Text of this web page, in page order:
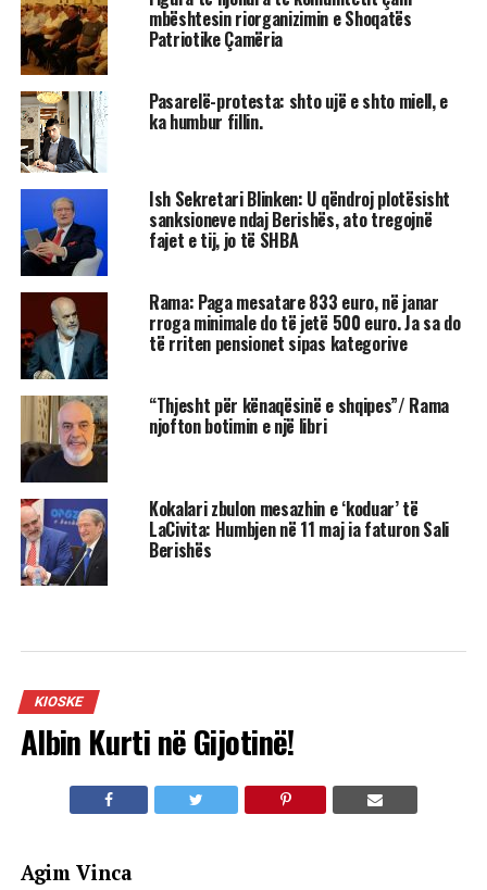
mbështesin riorganizimin e Shoqatës
Patriotike Çamëria
Pasarelë-protesta: shto ujë e shto miell, e
ka humbur fillin.
Ish Sekretari Blinken: U qëndroj plotësisht
sanksioneve ndaj Berishës, ato tregojnë
fajet e tij, jo të SHBA
Rama: Paga mesatare 833 euro, në janar
rroga minimale do të jetë 500 euro. Ja sa do
të rriten pensionet sipas kategorive
“Thjesht për kënaqësinë e shqipes”/ Rama
njofton botimin e një libri
Kokalari zbulon mesazhin e ‘koduar’ të
LaCivita: Humbjen në 11 maj ia faturon Sali
Berishës
KIOSKE
Albin Kurti në Gijotinë!
Agim Vinca